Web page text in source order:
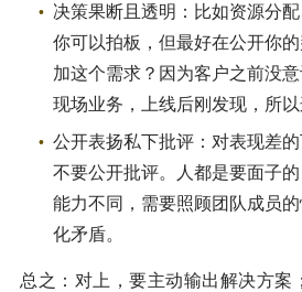
决策果断且透明：比如资源分
你可以拍板，但最好在公开你
加这个需求？因为客户之前没
现场业务，上线后刚发现，所
公开表扬私下批评：对表现差的
不要公开批评。人都是要面子
能力不同，需要照顾团队成员
化矛盾。
总之：对上，要主动输出解决方案